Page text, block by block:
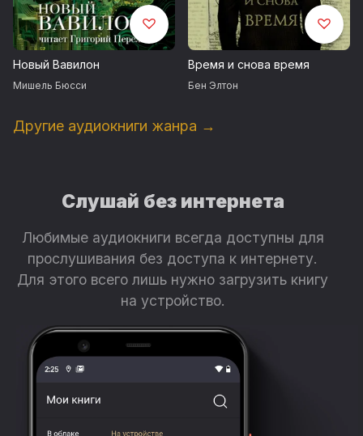
Запись произведена Аудио Издательством ВИМБО
©&℗ ООО «Вимбо», 2026
Продюсеры: Вадим Бух, Михаил Литваков
Новый Вавилон
Мишель Бюсси
Время и снова время
Бен Элтон
Другие аудиокниги жанра →
Слушай без интернета
Любимые аудиокниги всегда доступны для
прослушивания без доступа к интернету.
Для этого всего лишь нужно загрузить книгу
на устройство.